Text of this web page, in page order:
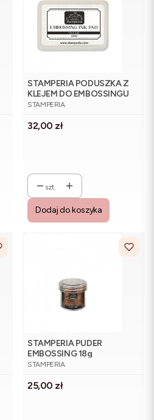
STAMPERIA PODUSZKA Z
KLEJEM DO EMBOSSINGU
PRODUCENT
STAMPERIA
Cena
32,00 zł
szt.
Dodaj do koszyka
STAMPERIA PUDER
EMBOSSING 18g
ANTYCZNE ZŁOTO
PRODUCENT
STAMPERIA
Cena
25,00 zł